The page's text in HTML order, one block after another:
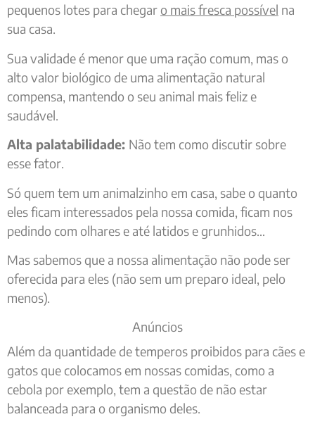
pequenos lotes para chegar o mais fresca possível na
sua casa.
Sua validade é menor que uma ração comum, mas o
alto valor biológico de uma alimentação natural
compensa, mantendo o seu animal mais feliz e
saudável.
Alta palatabilidade: Não tem como discutir sobre
esse fator.
Só quem tem um animalzinho em casa, sabe o quanto
eles ficam interessados pela nossa comida, ficam nos
pedindo com olhares e até latidos e grunhidos…
Mas sabemos que a nossa alimentação não pode ser
oferecida para eles (não sem um preparo ideal, pelo
menos).
Anúncios
Além da quantidade de temperos proibidos para cães e
gatos que colocamos em nossas comidas, como a
cebola por exemplo, tem a questão de não estar
balanceada para o organismo deles.